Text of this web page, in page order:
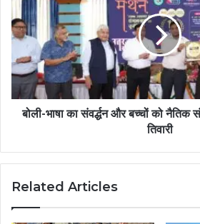
बोली-भाषा का संवर्द्धन और बच्चों को
तिवारी
Related Articles